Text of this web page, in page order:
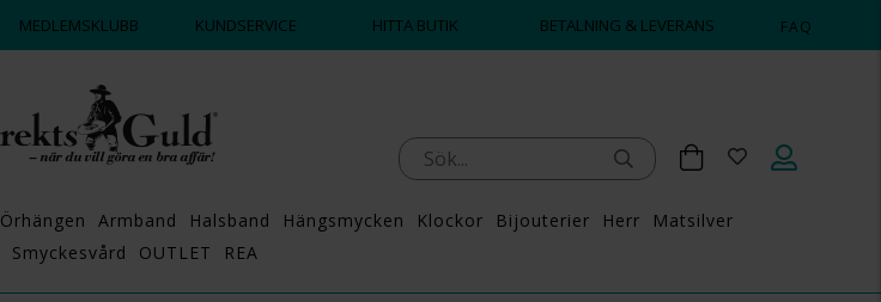
MEDLEMSKLUBB KUNDSERVICE HITTA BUTIK BETALNING & LEVERANS FAQ
Örhängen Armband Halsband Hängsmycken Klockor Bijouterier Herr
Matsilver
Smyckesvård OUTLET REA